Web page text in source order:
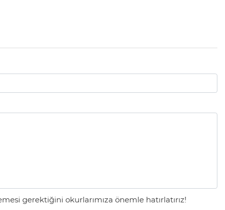
gerektiğini okurlarımıza önemle hatırlatırız!